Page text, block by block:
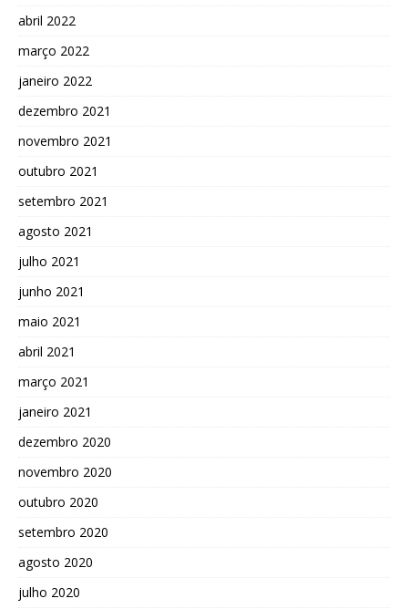
abril 2022
março 2022
janeiro 2022
dezembro 2021
novembro 2021
outubro 2021
setembro 2021
agosto 2021
julho 2021
junho 2021
maio 2021
abril 2021
março 2021
janeiro 2021
dezembro 2020
novembro 2020
outubro 2020
setembro 2020
agosto 2020
julho 2020